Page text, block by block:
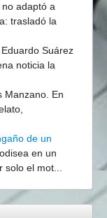
adaptó a
trasladó la
Eduardo Suárez
noticia la
Manzano. En
de un
en un
el mot...